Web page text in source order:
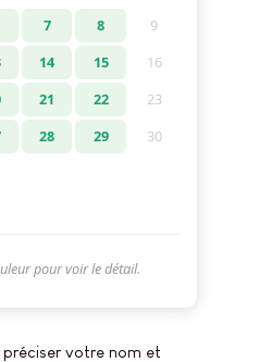
7 8
9
14 15
16
21 22
23
28 29
30
pour voir le détail.
préciser votre nom et